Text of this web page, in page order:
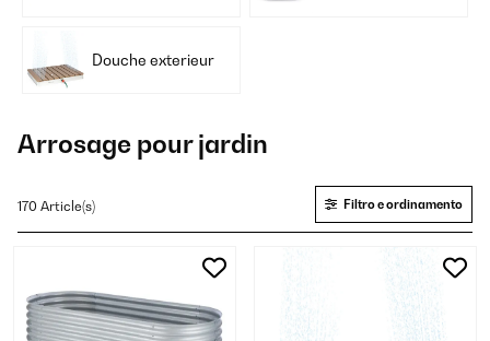
Douche exterieur
Arrosage pour jardin
170 Article(s) Filtro e ordinamento